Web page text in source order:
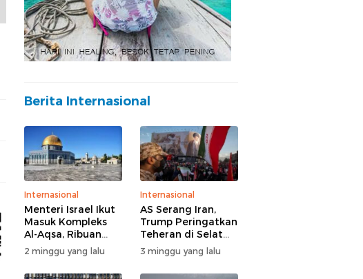
Berita Internasional
Internasional
Menteri Israel Ikut
Masuk Kompleks
Al-Aqsa, Ribuan
Massa Yahudi Gelar
Ritual di Tengah
Pengamanan Polisi
2 minggu yang lalu
Internasional
AS Serang Iran,
Trump Peringatkan
Teheran di Selat
Hormuz
3 minggu yang lalu